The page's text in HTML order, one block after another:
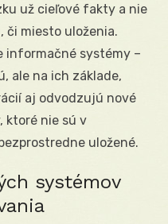
už cieľové fakty a nie
či miesto uloženia.
informačné systémy –
ale na ich základe,
aj odvodzujú nové
ktoré nie sú v
uložené.
systémov